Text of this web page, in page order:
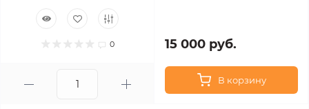
0 15 000 руб.
В корзину